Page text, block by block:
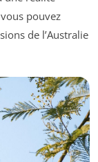
pouvez
de l’Australie